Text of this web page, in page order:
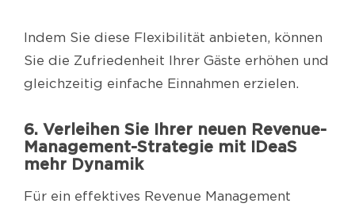
Indem Sie diese Flexibilität anbieten, können
Sie die Zufriedenheit Ihrer Gäste erhöhen und
gleichzeitig einfache Einnahmen erzielen.
6. Verleihen Sie Ihrer neuen Revenue-
Management-Strategie mit IDeaS
mehr Dynamik
Für ein effektives Revenue Management